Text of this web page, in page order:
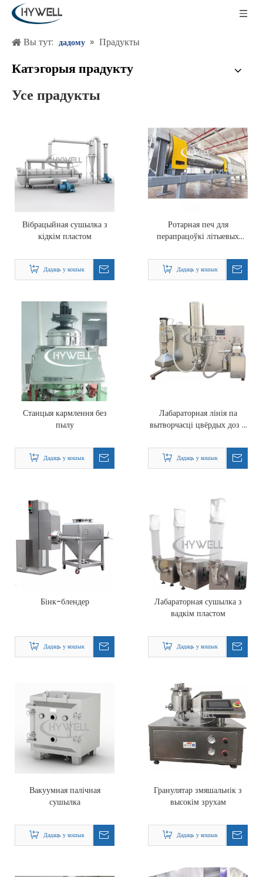
Вы тут: дадому » Прадукты
Катэгорыя прадукту
Усе прадукты
Вібрацыйная сушылка з
кідкім пластом
Дадаць у кошык
Ротарная печ для
перапрацоўкі літыевых
абпалу чорнай масы
Дадаць у кошык
Станцыя кармлення без
пылу
Дадаць у кошык
Лабараторная лінія па
вытворчасці цвёрдых доз -
гранулявання
Дадаць у кошык
Бінк-блендер
Дадаць у кошык
Лабараторная сушылка з
вадкім пластом
Дадаць у кошык
Вакуумная палічная
сушылка
Дадаць у кошык
Гранулятар змяшальнік з
высокім зрухам
Дадаць у кошык